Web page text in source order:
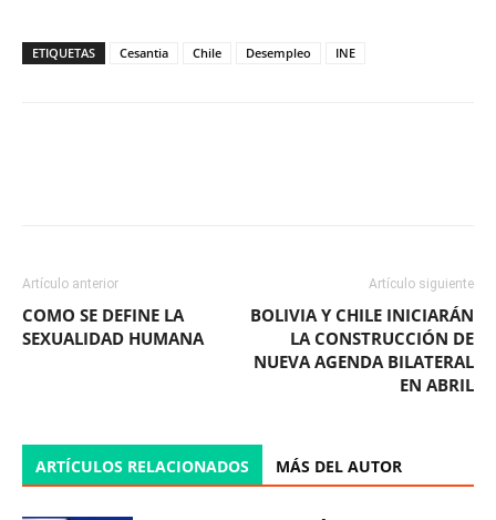
ETIQUETAS Cesantia Chile Desempleo INE
Artículo anterior
COMO SE DEFINE LA
SEXUALIDAD HUMANA
Artículo siguiente
BOLIVIA Y CHILE INICIARÁN
LA CONSTRUCCIÓN DE
NUEVA AGENDA BILATERAL
EN ABRIL
ARTÍCULOS RELACIONADOS MÁS DEL AUTOR